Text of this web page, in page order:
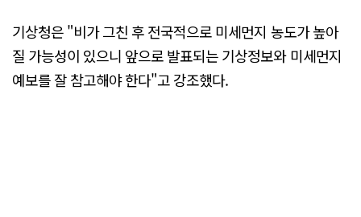
기상청은 "비가 그친 후 전국적으로 미세먼지 농도가 높아
질 가능성이 있으니 앞으로 발표되는 기상정보와 미세먼지
예보를 잘 참고해야 한다"고 강조했다.